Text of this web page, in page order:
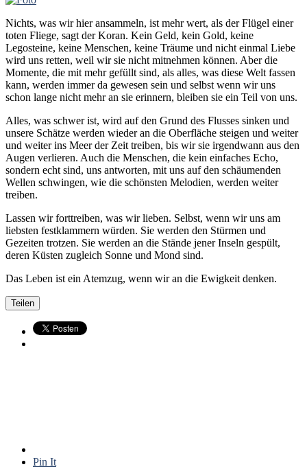
Nichts, was wir hier ansammeln, ist mehr wert, als der Flügel einer
toten Fliege, sagt der Koran. Kein Geld, kein Gold, keine
Legosteine, keine Menschen, keine Träume und nicht einmal Liebe
wird uns retten, weil wir sie nicht mitnehmen können. Aber die
Momente, die mit mehr gefüllt sind, als alles, was diese Welt fassen
kann, werden immer da gewesen sein und selbst wenn wir uns
schon lange nicht mehr an sie erinnern, bleiben sie ein Teil von uns.
Alles, was schwer ist, wird auf den Grund des Flusses sinken und
unsere Schätze werden wieder an die Oberfläche steigen und weiter
und weiter ins Meer der Zeit treiben, bis wir sie irgendwann aus den
Augen verlieren. Auch die Menschen, die kein einfaches Echo,
sondern echt sind, uns antworten, mit uns auf den schäumenden
Wellen schwingen, wie die schönsten Melodien, werden weiter
treiben.
Lassen wir forttreiben, was wir lieben. Selbst, wenn wir uns am
liebsten festklammern würden. Sie werden den Stürmen und
Gezeiten trotzen. Sie werden an die Stände jener Inseln gespült,
deren Küsten zugleich Sonne und Mond sind.
Das Leben ist ein Atemzug, wenn wir an die Ewigkeit denken.
Teilen
Pin It